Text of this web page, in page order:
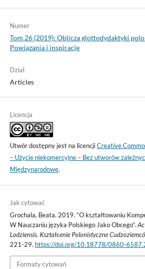
Numer
Tom 26 (2019): Oblicza glottodydaktyki
Powiązania i inspiracje
Dział
Articles
Licencja
Utwór dostępny jest na licencjiCreative
– Użycie niekomercyjne – Bez utworów
Międzynarodowe.
Jak cytować
Grochala, Beata. 2019. “O kształtowaniu
W Nauczaniu języka Polskiego Jako Obcego”.
Lodziensis. Kształcenie Polonistyczne
221-29. https://doi.org/10.18778/0860-
Formaty cytowań